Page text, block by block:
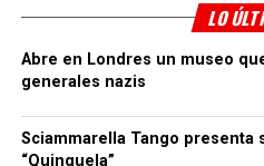
LO
Abre en Londres un museo
generales nazis
Sciammarella Tango presenta
“Quinquela”